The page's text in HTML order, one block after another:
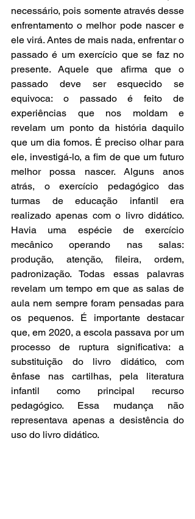
necessário, pois somente através desse
enfrentamento o melhor pode nascer e
ele virá. Antes de mais nada, enfrentar o
passado é um exercício que se faz no
presente. Aquele que afirma que o
passado deve ser esquecido se
equivoca: o passado é feito de
experiências que nos moldam e
revelam um ponto da história daquilo
que um dia fomos. É preciso olhar para
ele, investigá-lo, a fim de que um futuro
melhor possa nascer. Alguns anos
atrás, o exercício pedagógico das
turmas de educação infantil era
realizado apenas com o livro didático.
Havia uma espécie de exercício
mecânico operando nas salas:
produção, atenção, fileira, ordem,
padronização. Todas essas palavras
revelam um tempo em que as salas de
aula nem sempre foram pensadas para
os pequenos. É importante destacar
que, em 2020, a escola passava por um
processo de ruptura significativa: a
substituição do livro didático, com
ênfase nas cartilhas, pela literatura
infantil como principal recurso
pedagógico. Essa mudança não
representava apenas a desistência do
uso do livro didático.